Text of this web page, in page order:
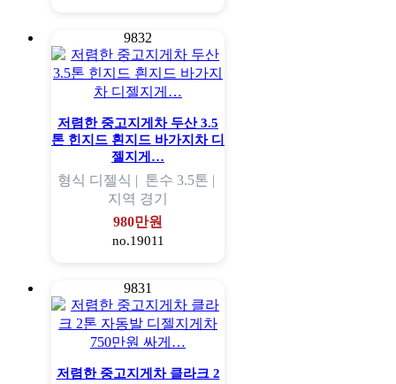
9832
저렴한 중고지게차 두산 3.5
톤 힌지드 흰지드 바가지차 디
젤지게…
형식 디젤식 | 톤수 3.5톤 |
지역 경기
980만원
no.19011
9831
저렴한 중고지게차 클라크 2